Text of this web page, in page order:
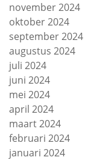
november 2024
oktober 2024
september 2024
augustus 2024
juli 2024
juni 2024
mei 2024
april 2024
maart 2024
februari 2024
januari 2024